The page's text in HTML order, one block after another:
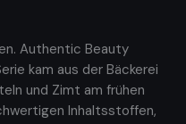
Authentic Beauty
kam aus der Bäckerei
und Zimt am frühen
Inhaltsstoffen,